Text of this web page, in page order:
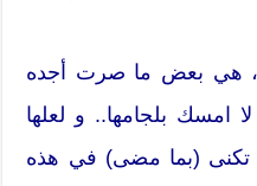
، هي بعض ما صرت أجده
بلجامها.. و لعلها
تكنى (بما مضى) في هذه